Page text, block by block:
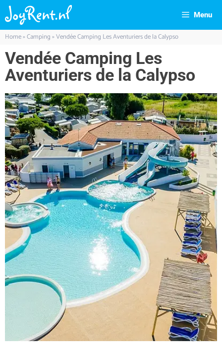
Menu
Home»Camping»Vendée Camping Les Aventuriers de la Calypso
Vendée Camping Les
Aventuriers de la Calypso